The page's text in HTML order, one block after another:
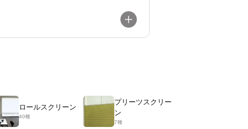
ロールスクリーン
40種
プリーツスクリー
ン
7種